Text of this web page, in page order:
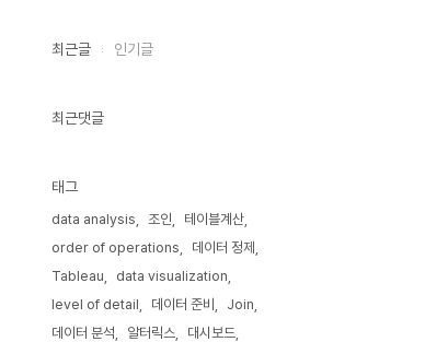
최근글 인기글
최근댓글
태그
data analysis 조인
테이블계산
order of operations
데이터 정제
Tableau
data visualization
level of detail
데이터 준비
Join
데이터 분석
알터릭스
대시보드